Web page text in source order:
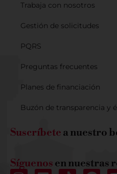
Trabaja con nosotros
Gestión de solicitudes
PQRS
Preguntas frecuentes
Planes de financiación
Buzón de transparencia y
Suscríbete a nuestro
Síguenos en nuestras